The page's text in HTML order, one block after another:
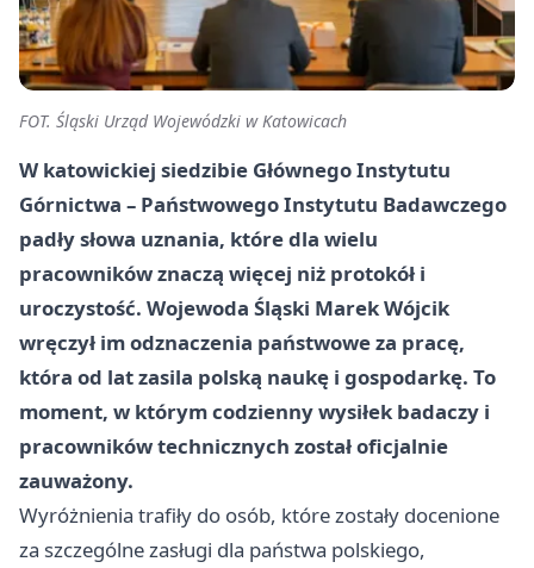
FOT. Śląski Urząd Wojewódzki w Katowicach
W katowickiej siedzibie Głównego Instytutu
Górnictwa – Państwowego Instytutu Badawczego
padły słowa uznania, które dla wielu
pracowników znaczą więcej niż protokół i
uroczystość. Wojewoda Śląski Marek Wójcik
wręczył im odznaczenia państwowe za pracę,
która od lat zasila polską naukę i gospodarkę. To
moment, w którym codzienny wysiłek badaczy i
pracowników technicznych został oficjalnie
zauważony.
Wyróżnienia trafiły do osób, które zostały docenione
za szczególne zasługi dla państwa polskiego,